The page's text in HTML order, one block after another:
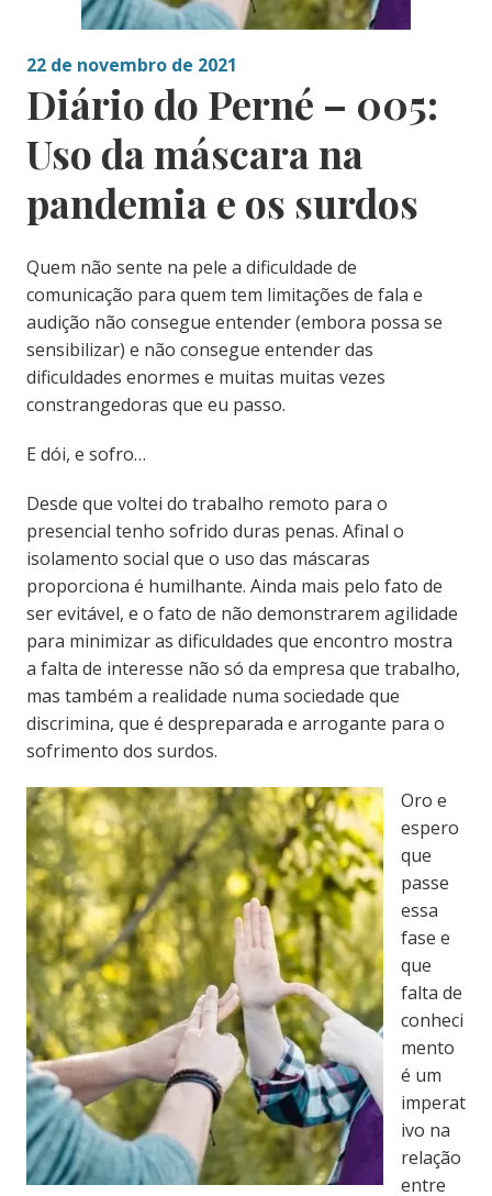
22 de novembro de 2021
Diário do Perné – 005:
Uso da máscara na
pandemia e os surdos
Quem não sente na pele a dificuldade de
comunicação para quem tem limitações de fala e
audição não consegue entender (embora possa se
sensibilizar) e não consegue entender das
dificuldades enormes e muitas muitas vezes
constrangedoras que eu passo.
E dói, e sofro…
Desde que voltei do trabalho remoto para o
presencial tenho sofrido duras penas. Afinal o
isolamento social que o uso das máscaras
proporciona é humilhante. Ainda mais pelo fato de
ser evitável, e o fato de não demonstrarem agilidade
para minimizar as dificuldades que encontro mostra
a falta de interesse não só da empresa que trabalho,
mas também a realidade numa sociedade que
discrimina, que é despreparada e arrogante para o
sofrimento dos surdos.
Oro e
espero
que
passe
essa
fase e
que
falta de
conheci
mento
é um
imperat
ivo na
relação
entre